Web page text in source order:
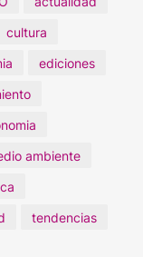
cultura
ediciones
ambiente
tendencias